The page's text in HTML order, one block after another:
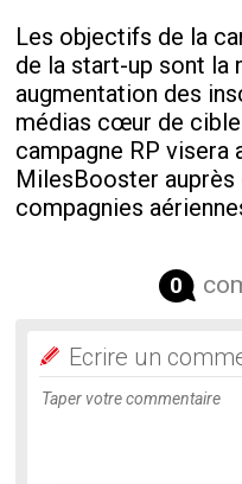
Les objectifs de la
de la start-up sont la
augmentation des
médias cœur de
campagne RP visera
MilesBooster auprès
compagnies
0
Ecrire un